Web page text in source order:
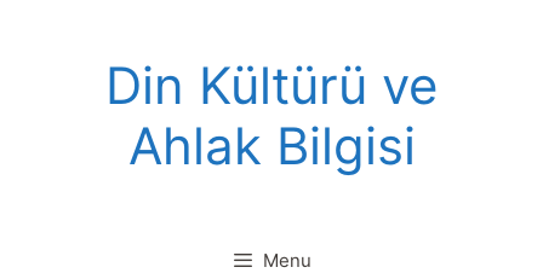
Din Kültürü ve
Ahlak Bilgisi
Menu